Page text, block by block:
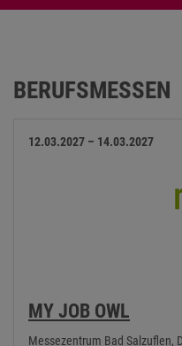
BERUFSMESSEN
12.03.2027 – 14.03.2027
MY JOB OWL
Messezentrum Bad Salzuflen,